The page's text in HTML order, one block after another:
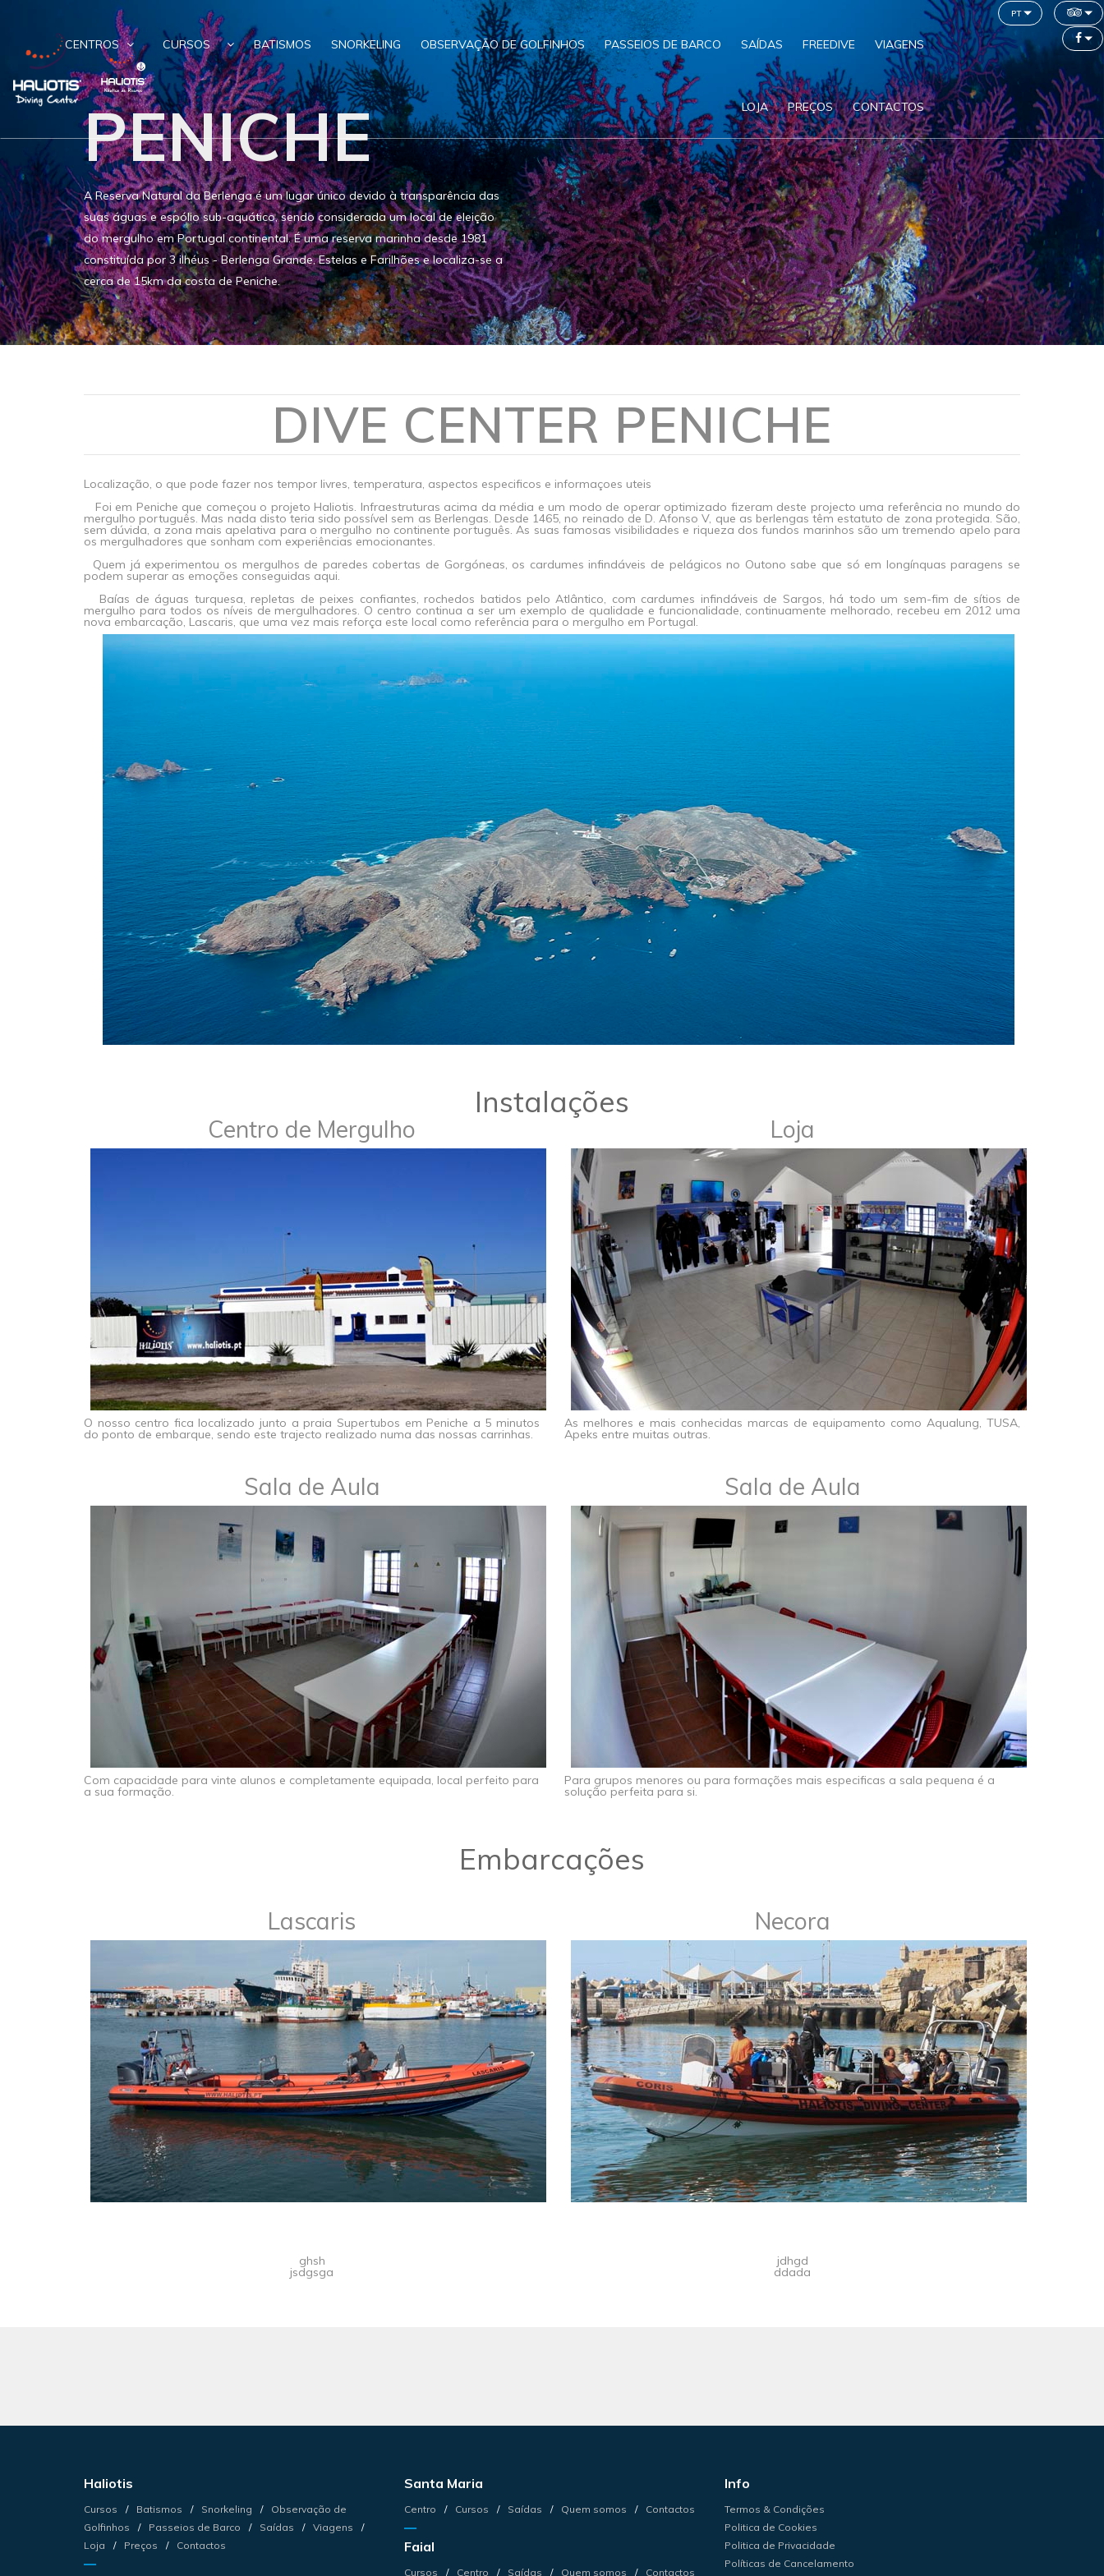
CENTROS CURSOS BATISMOS SNORKELING OBSERVAÇÃO DE GOLFINHOS PASSEIOS DE BARCO SAÍDAS FREEDIVE VIAGENS
LOJA PREÇOS CONTACTOS
pt
PENICHE
A Reserva Natural da Berlenga é um lugar único devido à transparência das
suas águas e espólio sub-aquático, sendo considerada um local de eleição
do mergulho em Portugal continental. É uma reserva marinha desde 1981
constituída por 3 ilhéus - Berlenga Grande, Estelas e Farilhões e localiza-se a
cerca de 15km da costa de Peniche.
DIVE CENTER PENICHE
Localização, o que pode fazer nos tempor livres, temperatura, aspectos especificos e informaçoes uteis
Foi em Peniche que começou o projeto Haliotis. Infraestruturas acima da média e um modo de operar optimizado fizeram deste projecto uma referência no mundo do
mergulho português. Mas nada disto teria sido possível sem as Berlengas. Desde 1465, no reinado de D. Afonso V, que as berlengas têm estatuto de zona protegida. São,
sem dúvida, a zona mais apelativa para o mergulho no continente português. As suas famosas visibilidades e riqueza dos fundos marinhos são um tremendo apelo para
os mergulhadores que sonham com experiências emocionantes.
Quem já experimentou os mergulhos de paredes cobertas de Gorgóneas, os cardumes infindáveis de pelágicos no Outono sabe que só em longínquas paragens se
podem superar as emoções conseguidas aqui.
Baías de águas turquesa, repletas de peixes confiantes, rochedos batidos pelo Atlântico, com cardumes infindáveis de Sargos, há todo um sem-fim de sítios de
mergulho para todos os níveis de mergulhadores. O centro continua a ser um exemplo de qualidade e funcionalidade, continuamente melhorado, recebeu em 2012 uma
nova embarcação, Lascaris, que uma vez mais reforça este local como referência para o mergulho em Portugal.​
Instalações
Centro de Mergulho
O nosso centro fica localizado junto a praia Supertubos em Peniche a 5 minutos
do ponto de embarque, sendo este trajecto realizado numa das nossas carrinhas.
Loja
As melhores e mais conhecidas marcas de equipamento como Aqualung, TUSA,
Apeks entre muitas outras.
Sala de Aula
Com capacidade para vinte alunos e completamente equipada, local perfeito para
a sua formação.​
Sala de Aula
Para grupos menores ou para formações mais especificas a sala pequena é a
solução perfeita para si.
Embarcações
Lascaris Necora
ghsh jdhgd
jsdgsga ddada
Haliotis
Cursos Batismos Snorkeling
Observação de
Golfinhos
Passeios de Barco Saídas
Viagens
Loja
Preços Contactos
Santa Maria
Centro Cursos Saídas Quem somos Contactos
Faial
Cursos Centro Saídas Quem somos Contactos
Info
Termos & Condições
Politica de Cookies
Politica de Privacidade
Políticas de Cancelamento